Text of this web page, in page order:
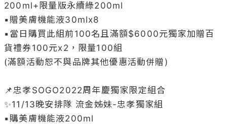
200ml+限量版永續綠200ml
▪️贈美膚機能液30mlx8
▪️當日購買此組前100名且滿額$6000元獨家加贈百
貨禮券100元x2，限量100組
(滿額活動恕不與品牌其他優惠活動併贈)
📌忠孝SOGO2022周年慶獨家限定組合
✨11/13晚安排隊 流金姊妹-忠孝獨家組
▪️購美膚機能液200ml